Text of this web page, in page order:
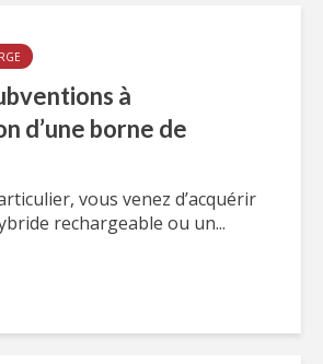
à
d’une borne de
vous venez d’acquérir
rechargeable ou un...